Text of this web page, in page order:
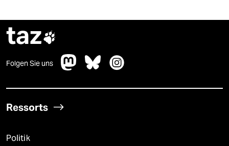
taz
Folgen Sie uns
Ressorts
Politik